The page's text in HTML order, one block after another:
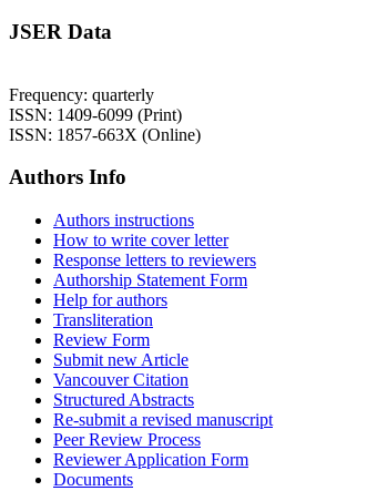
JSER Data
Frequency: quarterly
ISSN: 1409-6099 (Print)
ISSN: 1857-663X (Online)
Authors Info
Authors instructions
How to write cover letter
Response letters to reviewers
Authorship Statement Form
Help for authors
Transliteration
Review Form
Submit new Article
Vancouver Citation
Structured Abstracts
Re-submit a revised manuscript
Peer Review Process
Reviewer Application Form
Documents